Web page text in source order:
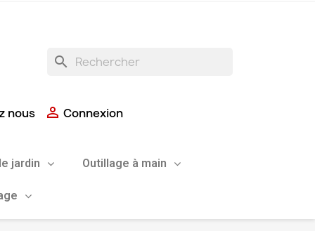
search
nous  Connexion
jardin Outillage à main